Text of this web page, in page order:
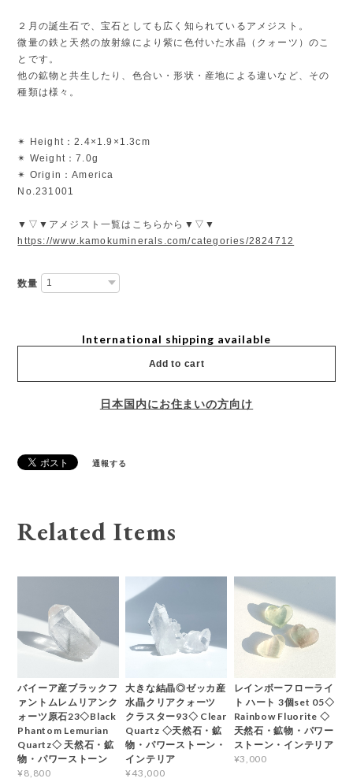
２月の誕生石で、宝石としても広く知られているアメジスト。
微量の鉄と天然の放射線により紫に色付いた水晶（クォーツ）のこ
とです。
他の鉱物と共生したり、色合い・形状・産地による違いなど、その
種類は様々。
✴︎ Height：2.4×1.9×1.3cm
✴︎ Weight：7.0g
✴︎ Origin：America
No.231001
▼▽▼アメジスト一覧はこちらから▼▽▼
https://www.kamokuminerals.com/categories/2824712
数量
International shipping available
Add to cart
日本国内にお住まいの方向け
通報する
Related Items
バイーア産ブラックフ
ァントムレムリアンク
ォーツ原石23◇Black
Phantom Lemurian
Quartz◇ 天然石・鉱
物・パワーストーン
¥8,800
大きな結晶◎ゼッカ産
水晶クリアクォーツ
クラスター93◇ Clear
Quartz ◇天然石・鉱
物・パワーストーン・
インテリア
¥43,000
レインボーフローライ
ト ハート 3個set 05◇
Rainbow Fluorite ◇
天然石・鉱物・パワー
ストーン・インテリア
¥3,000